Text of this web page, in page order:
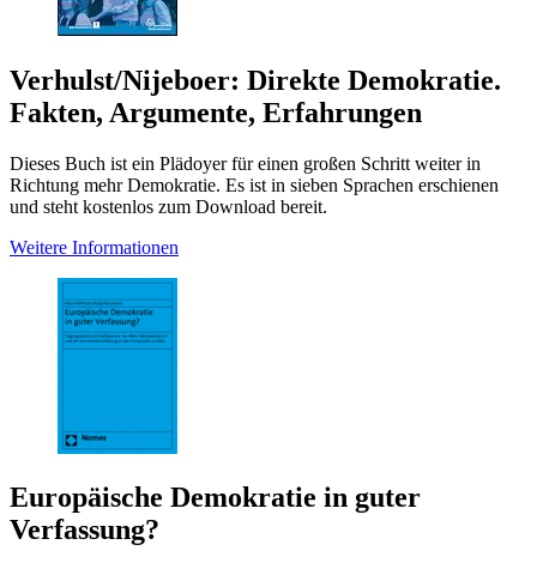
Verhulst/Nijeboer: Direkte Demokratie.
Fakten, Argumente, Erfahrungen
Dieses Buch ist ein Plädoyer für einen großen Schritt weiter in
Richtung mehr Demokratie. Es ist in sieben Sprachen erschienen
und steht kostenlos zum Download bereit.
Weitere Informationen
Europäische Demokratie in guter
Verfassung?